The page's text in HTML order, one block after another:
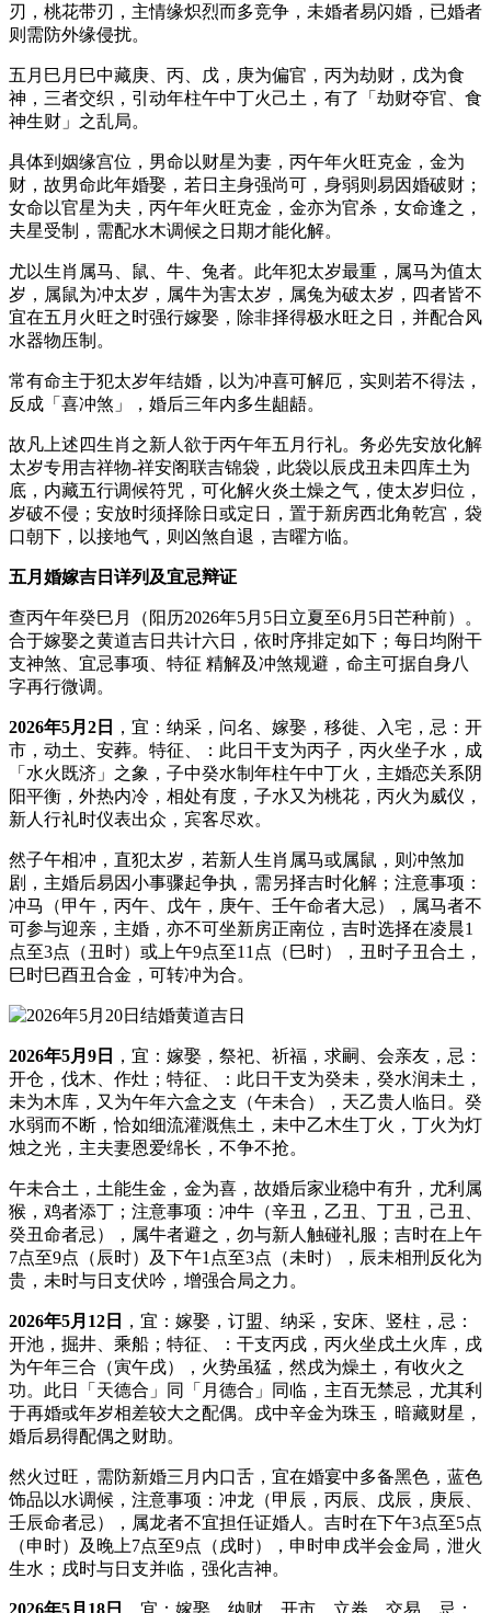
刃，桃花带刃，主情缘炽烈而多竞争，未婚者易闪婚，已婚者
则需防外缘侵扰。
五月巳月巳中藏庚、丙、戊，庚为偏官，丙为劫财，戊为食
神，三者交织，引动年柱午中丁火己土，有了「劫财夺官、食
神生财」之乱局。
具体到姻缘宫位，男命以财星为妻，丙午年火旺克金，金为
财，故男命此年婚娶，若日主身强尚可，身弱则易因婚破财；
女命以官星为夫，丙午年火旺克金，金亦为官杀，女命逢之，
夫星受制，需配水木调候之日期才能化解。
尤以生肖属马、鼠、牛、兔者。此年犯太岁最重，属马为值太
岁，属鼠为冲太岁，属牛为害太岁，属兔为破太岁，四者皆不
宜在五月火旺之时强行嫁娶，除非择得极水旺之日，并配合风
水器物压制。
常有命主于犯太岁年结婚，以为冲喜可解厄，实则若不得法，
反成「喜冲煞」，婚后三年内多生龃龉。
故凡上述四生肖之新人欲于丙午年五月行礼。务必先安放化解
太岁专用吉祥物-祥安阁联吉锦袋，此袋以辰戌丑未四库土为
底，内藏五行调候符咒，可化解火炎土燥之气，使太岁归位，
岁破不侵；安放时须择除日或定日，置于新房西北角乾宫，袋
口朝下，以接地气，则凶煞自退，吉曜方临。
五月婚嫁吉日详列及宜忌辩证
查丙午年癸巳月（阳历2026年5月5日立夏至6月5日芒种前）。
合于嫁娶之黄道吉日共计六日，依时序排定如下；每日均附干
支神煞、宜忌事项、特征 精解及冲煞规避，命主可据自身八
字再行微调。
2026年5月2日
，宜：纳采，问名、嫁娶，移徙、入宅，忌：开
市，动土、安葬。特征、：此日干支为丙子，丙火坐子水，成
「水火既济」之象，子中癸水制年柱午中丁火，主婚恋关系阴
阳平衡，外热内冷，相处有度，子水又为桃花，丙火为威仪，
新人行礼时仪表出众，宾客尽欢。
然子午相冲，直犯太岁，若新人生肖属马或属鼠，则冲煞加
剧，主婚后易因小事骤起争执，需另择吉时化解；注意事项：
冲马（甲午，丙午、戊午，庚午、壬午命者大忌），属马者不
可参与迎亲，主婚，亦不可坐新房正南位，吉时选择在凌晨1
点至3点（丑时）或上午9点至11点（巳时），丑时子丑合土，
巳时巳酉丑合金，可转冲为合。
2026年5月9日
，宜：嫁娶，祭祀、祈福，求嗣、会亲友，忌：
开仓，伐木、作灶；特征、：此日干支为癸未，癸水润未土，
未为木库，又为午年六盒之支（午未合），天乙贵人临日。癸
水弱而不断，恰如细流灌溉焦土，未中乙木生丁火，丁火为灯
烛之光，主夫妻恩爱绵长，不争不抢。
午未合土，土能生金，金为喜，故婚后家业稳中有升，尤利属
猴，鸡者添丁；注意事项：冲牛（辛丑，乙丑、丁丑，己丑、
癸丑命者忌），属牛者避之，勿与新人触碰礼服；吉时在上午
7点至9点（辰时）及下午1点至3点（未时），辰未相刑反化为
贵，未时与日支伏吟，增强合局之力。
2026年5月12日
，宜：嫁娶，订盟、纳采，安床、竖柱，忌：
开池，掘井、乘船；特征、：干支丙戌，丙火坐戌土火库，戌
为午年三合（寅午戌），火势虽猛，然戌为燥土，有收火之
功。此日「天德合」同「月德合」同临，主百无禁忌，尤其利
于再婚或年岁相差较大之配偶。戌中辛金为珠玉，暗藏财星，
婚后易得配偶之财助。
然火过旺，需防新婚三月内口舌，宜在婚宴中多备黑色，蓝色
饰品以水调候，注意事项：冲龙（甲辰，丙辰、戊辰，庚辰、
壬辰命者忌），属龙者不宜担任证婚人。吉时在下午3点至5点
（申时）及晚上7点至9点（戌时），申时申戌半会金局，泄火
生水；戌时与日支并临，强化吉神。
2026年5月18日 ，宜：嫁娶，纳财、开市，立券、交易，忌：